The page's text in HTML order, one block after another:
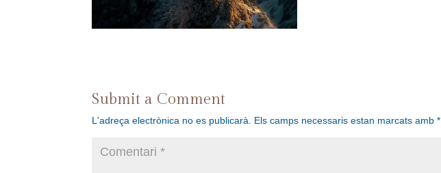
Submit a Comment
L'adreça electrònica no es publicarà. Els camps necessaris estan marcats amb*